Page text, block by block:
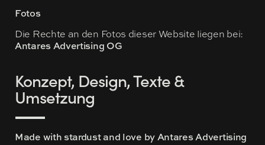
Fotos
Die Rechte an den Fotos dieser Website liegen bei:
Antares Advertising OG
Konzept, Design, Texte &
Umsetzung
Made with stardust and love by Antares Advertising